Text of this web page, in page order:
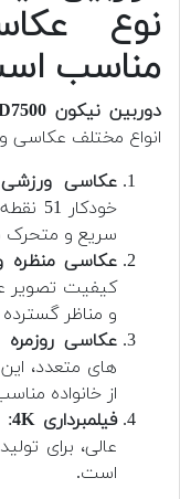
نوع
مناسب
دوربین نیکون D7500
انواع مختلف عکاسی
عکاسی
سریع و
عکاسی منظره
کیفیت تصویر
و مناظر
عکاسی روزمره
های متعدد،
از خانواده
فیلمبرداری 4K
عالی، برای
است.